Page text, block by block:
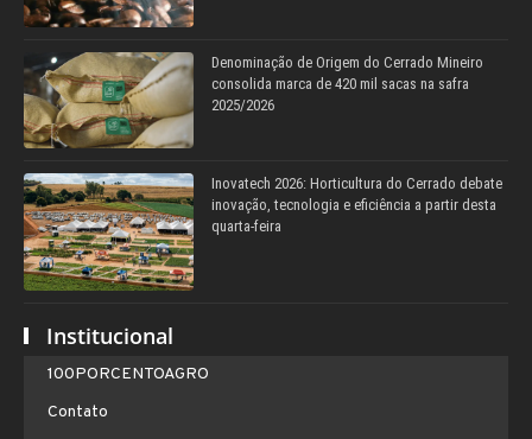
Denominação de Origem do Cerrado Mineiro
consolida marca de 420 mil sacas na safra
2025/2026
Inovatech 2026: Horticultura do Cerrado debate
inovação, tecnologia e eficiência a partir desta
quarta-feira
Institucional
100PORCENTOAGRO
Contato